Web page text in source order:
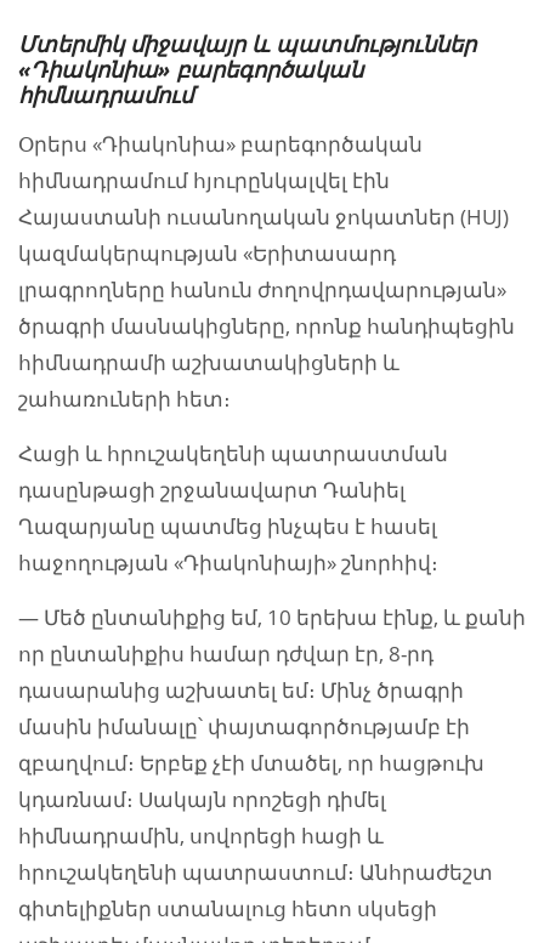
Մտերմիկ միջավայր և պատմություններ
«Դիակոնիա» բարեգործական
հիմնադրամում
Օրերս «Դիակոնիա» բարեգործական
հիմնադրամում հյուրընկալվել էին
Հայաստանի ուսանողական ջոկատներ (HUJ)
կազմակերպության «Երիտասարդ
լրագրողները հանուն ժողովրդավարության»
ծրագրի մասնակիցները, որոնք հանդիպեցին
հիմնադրամի աշխատակիցների և
շահառուների հետ։
Հացի և հրուշակեղենի պատրաստման
դասընթացի շրջանավարտ Դանիել
Ղազարյանը պատմեց ինչպես է հասել
հաջողության «Դիակոնիայի» շնորհիվ։
— Մեծ ընտանիքից եմ, 10 երեխա էինք, և քանի
որ ընտանիքիս համար դժվար էր, 8-րդ
դասարանից աշխատել եմ։ Մինչ ծրագրի
մասին իմանալը՝ փայտագործությամբ էի
զբաղվում։ Երբեք չէի մտածել, որ հացթուխ
կդառնամ։ Սակայն որոշեցի դիմել
հիմնադրամին, սովորեցի հացի և
հրուշակեղենի պատրաստում։ Անհրաժեշտ
գիտելիքներ ստանալուց հետո սկսեցի